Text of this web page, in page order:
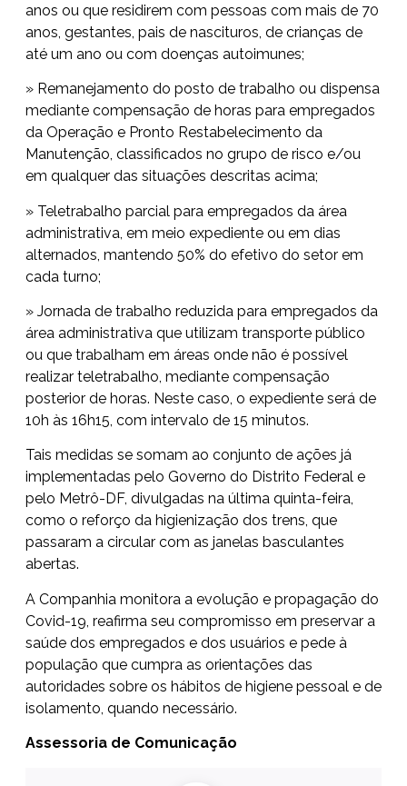
anos ou que residirem com pessoas com mais de 70
anos, gestantes, pais de nascituros, de crianças de
até um ano ou com doenças autoimunes;
» Remanejamento do posto de trabalho ou dispensa
mediante compensação de horas para empregados
da Operação e Pronto Restabelecimento da
Manutenção, classificados no grupo de risco e/ou
em qualquer das situações descritas acima;
» Teletrabalho parcial para empregados da área
administrativa, em meio expediente ou em dias
alternados, mantendo 50% do efetivo do setor em
cada turno;
» Jornada de trabalho reduzida para empregados da
área administrativa que utilizam transporte público
ou que trabalham em áreas onde não é possível
realizar teletrabalho, mediante compensação
posterior de horas. Neste caso, o expediente será de
10h às 16h15, com intervalo de 15 minutos.
Tais medidas se somam ao conjunto de ações já
implementadas pelo Governo do Distrito Federal e
pelo Metrô-DF, divulgadas na última quinta-feira,
como o reforço da higienização dos trens, que
passaram a circular com as janelas basculantes
abertas.
A Companhia monitora a evolução e propagação do
Covid-19, reafirma seu compromisso em preservar a
saúde dos empregados e dos usuários e pede à
população que cumpra as orientações das
autoridades sobre os hábitos de higiene pessoal e de
isolamento, quando necessário.
Assessoria de Comunicação